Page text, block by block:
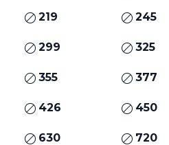
219 245
299 325
355 377
426 450
630 720